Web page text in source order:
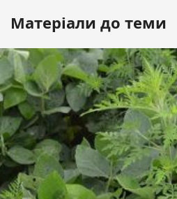
Матеріали до теми